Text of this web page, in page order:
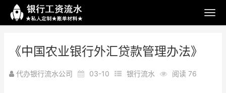
《中国农业银行外汇贷款管理办法》
代办银行流水公司 03-10 银行流水 阅读 76